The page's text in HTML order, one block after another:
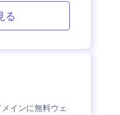
インに無料ウェ
る